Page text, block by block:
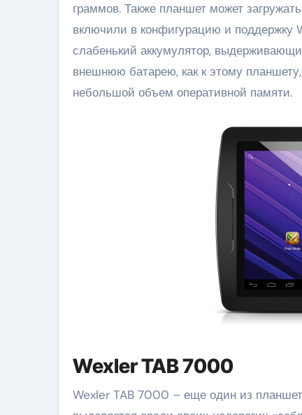
граммов. Также планшет может
включили в конфигурацию и поддержку
слабенький аккумулятор,
внешнюю батарею, как к этому
небольшой объем оперативной памяти.
Wexler TAB 7000
Wexler TAB 7000 – еще один из